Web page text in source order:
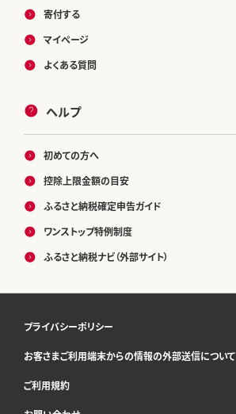
寄付する
マイページ
よくある質問
ヘルプ
初めての方へ
控除上限金額の目安
ふるさと納税確定申告ガイド
ワンストップ特例制度
ふるさと納税ナビ（外部サイト）
プライバシーポリシー
お客さまご利用端末からの情報の外部送信について
ご利用規約